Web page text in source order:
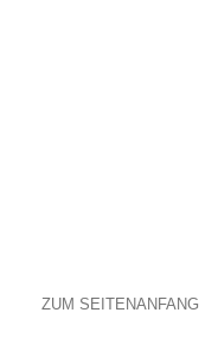
ZUM SEITENANFANG